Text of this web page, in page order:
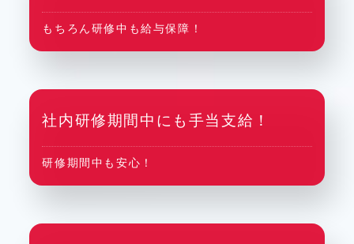
もちろん研修中も給与保障！
社内研修期間中にも手当支給！
研修期間中も安心！